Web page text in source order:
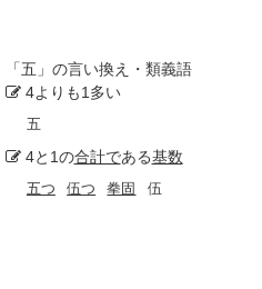
「五 」の言い換え・類義語
4よりも1多い
五
4と1の合計である基数
五つ 伍つ 拳固 伍